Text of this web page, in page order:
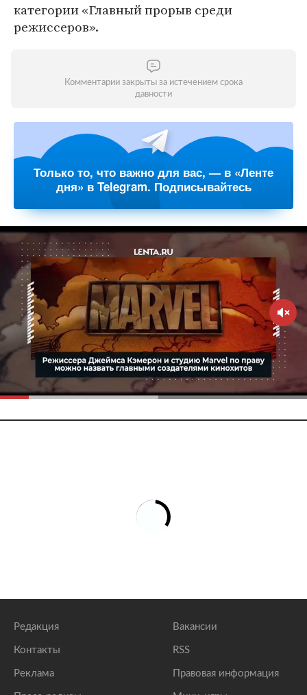
категории «Главный прорыв среди
режиссеров».
Комментарии закрыты за истечением срока
давности
Только то, что важно для вас, — в «Ленте
дня» в Telegram. Подписывайтесь
Редакция
Контакты
Реклама
Вакансии
RSS
Правовая информация